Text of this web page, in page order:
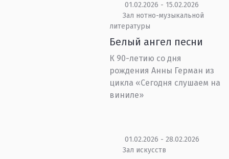
01.02.2026 - 15.02.2026
Зал нотно-музыкальной
литературы
Белый ангел песни
К 90-летию со дня
рождения Анны Герман из
цикла «Сегодня слушаем на
виниле»
01.02.2026 - 28.02.2026
Зал искусств